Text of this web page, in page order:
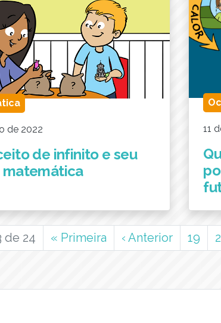
de 2022
de infinito e seu
matemática
11
de 24 « Primeira ‹ Anterior 19